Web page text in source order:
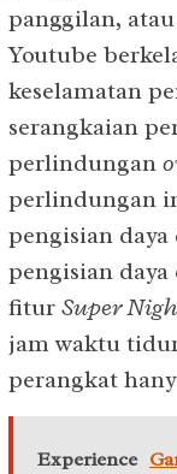
panggilan,
Youtube
keselamatan
serangkaian
perlindungan
perlindungan
pengisian
pengisian
fitur Super
jam waktu
perangkat
Experience